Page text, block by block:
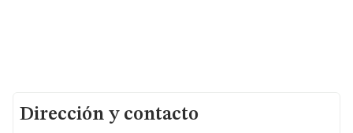
Dirección y contacto